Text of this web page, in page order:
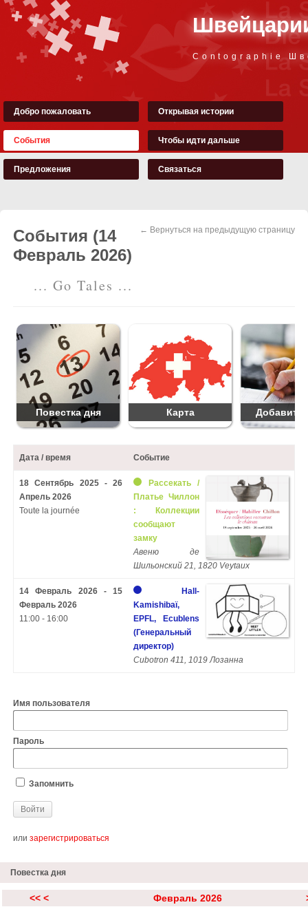
Contographie
Добро пожаловать Открывая истории
События Чтобы идти дальше
Предложения Связаться
← Вернуться на предыдущую страницу
События (14
Февраль 2026)
... Go Tales ...
Повестка дня Карта Добавить
Дата / время Событие
18 Сентябрь 2025 - 26
Апрель 2026
Toute la journée
Рассекать /
Платье Чиллон
: Коллекции
сообщают
замку
Авеню де
Шильонский 21, 1820 Veytaux
14 Февраль 2026 - 15
Февраль 2026
11:00 - 16:00
Hall-
Kamishibaï,
EPFL, Ecublens
(Генеральный
директор)
Cubotron 411, 1019 Лозанна
Имя пользователя
Пароль
Запомнить
или зарегистрироваться
Повестка дня
<< < Февраль 2026